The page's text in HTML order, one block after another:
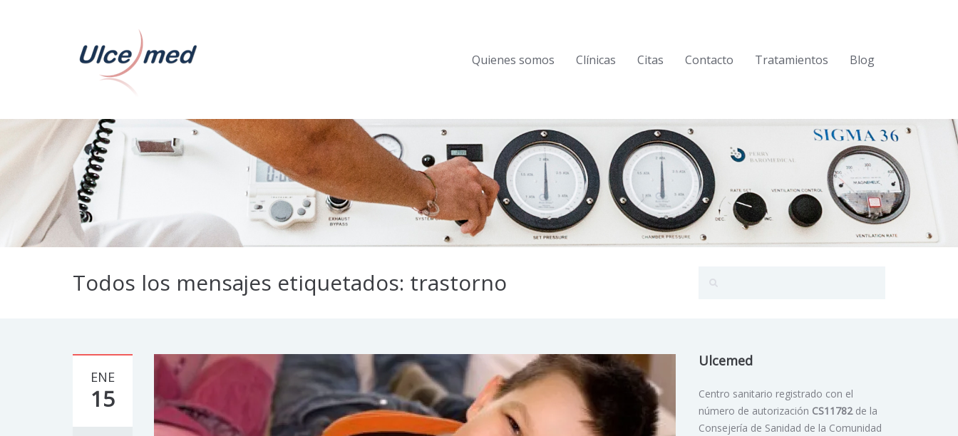
Quienes somos Clínicas Citas Contacto Tratamientos Blog
Todos los mensajes etiquetados: trastorno
ENE
15
Ulcemed
Centro sanitario registrado con el
número de autorización CS11782de la
Consejería de Sanidad de la Comunidad